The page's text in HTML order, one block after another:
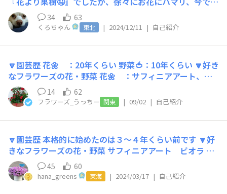
どっぷり抜け出せません😇 🔽好きなフラワーズの花・野
菜 🟠ミリオンベルアンティークピーチ&オレンジ💕投稿で
も書きましたが、欲しすぎて🚙で往復3時間かけてお迎え
にいきました🤭 🔴コロロ カサカサ可愛すぎ💕 🔽好きなこ
を少々。ガーデニングにハマる前は天然石集めに夢中でし
た😂 🔽みんなに一言 SUNSUNガーデンに登録して約1ヶ
月🤭ようやく自己紹介です🙋‍♀️『くろちゃん』と呼んで下
さい🤗『くろちゃんさん』はややこしいので😂 皆様優し
🙇‍♂️ 因みにプロフィール写真は『セナ』ちゃんです🐕️💕
34 63
くろちゃん 東北 | 2024/12/11 | 自己紹介
🔽園芸歴 花🌼 ：20年くらい 野菜🍅：10年くらい 🔽好き
なフラワーズの花・野菜 花🌼 ：サフィニアアート、ア
ズーロコンパクト、ボンザマーガレット、セネッティ 野
菜🍅：純あま、とろとろ炒めナス、おばんざいケール 🔽
好きなこと、趣味（スポーツなど園芸以外でもOK） キャ
ンプ🏕️、旅行🚘、スノーボード🎿、ガーデニング🌱 🔽み
ーです。 コミュニティサイトへの参加ありがとうござい
ます。 これまでもSUNバディの皆さまの投稿を見て楽し
んでいましたが、 この度SUNSUNガーデンの運営に携わ
ることになりました♪ 園芸歴は気づけば長くなっていま
14 62
フラワーズ_うっちー 関東 | 09/02 | 自己紹介
🔽園芸歴 本格的に始めたのは３〜４年くらい前です 🔽好
きなフラワーズの花・野菜 サフィニアアート ビオラ 🔽
好きなこと、趣味（スポーツなど園芸以外でもOK） お花
屋さんめぐり 🔽みんなに一言 お花を見るのも育てるの
も大好きですがまだまだわからないことが多いので先輩方
45 60
hana_greens 東海 | 2024/03/17 | 自己紹介